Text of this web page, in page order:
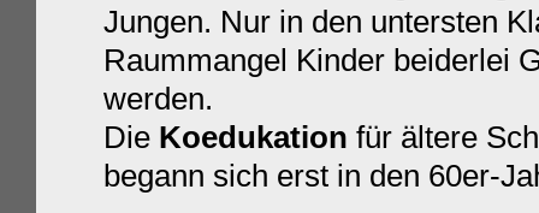
Jungen. Nur in den untersten
Raummangel Kinder beiderlei
werden.
Die Koedukation für ältere
begann sich erst in den 60er-